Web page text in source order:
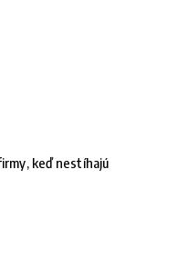
keď nestíhajú